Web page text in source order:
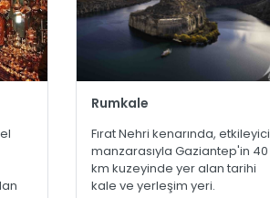
Rumkale
Fırat Nehri kenarında, etkileyici
manzarasıyla Gaziantep'in 40
km kuzeyinde yer alan tarihi
kale ve yerleşim yeri.